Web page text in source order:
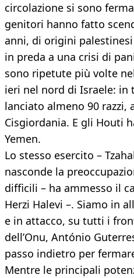
circolazione si sono
genitori hanno fatto
anni, di origini
in preda a una crisi di
sono ripetute più volte
ieri nel nord di Israele: in
lanciato almeno 90 razzi,
Cisgiordania. E gli Houti
Yemen.
Lo stesso esercito –
nasconde la
difficili – ha ammesso il
Herzi Halevi –. Siamo in
e in attacco, su tutti i
dell’Onu, António
passo indietro per
Mentre le principali